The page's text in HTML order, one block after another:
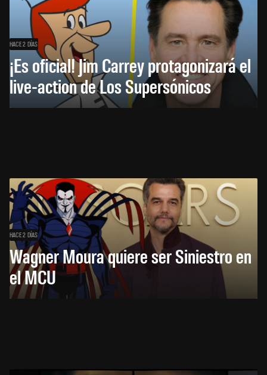
HACE 2 DÍAS
¡Es oficial! Jim Carrey protagonizará el
live-action de Los Supersónicos
HACE 2 DÍAS
Wagner Moura quiere ser Siniestro en
el MCU